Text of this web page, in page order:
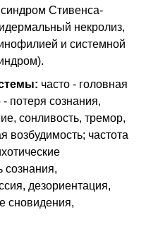
синдром Стивенса-
некролиз,
и системной
часто - головная
потеря сознания,
сонливость, тремор,
возбудимость; частота
сознания,
дезориентация,
сновидения,